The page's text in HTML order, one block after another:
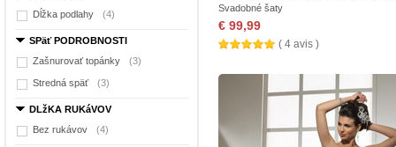
Dĺžka podlahy
(4)
SPäť PODROBNOSTI
Zašnurovať topánky
(3)
Stredná späť (3)
DLžKA RUKáVOV
Bez rukávov
(4)
Svadobné šaty
€ 99,99
( 4 avis )